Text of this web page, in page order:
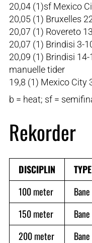
20,04 (1)sf Mexico
20,05 (1) Bruxelles
20,07 (1) Rovereto
20,07 (1) Brindisi 3-
20,09 (1) Brindisi
manuelle tider
19,8 (1) Mexico City
b = heat; sf =
Rekorder
DISCIPLIN TYPE
100 meter
Bane
150 meter
Bane
200 meter
Bane